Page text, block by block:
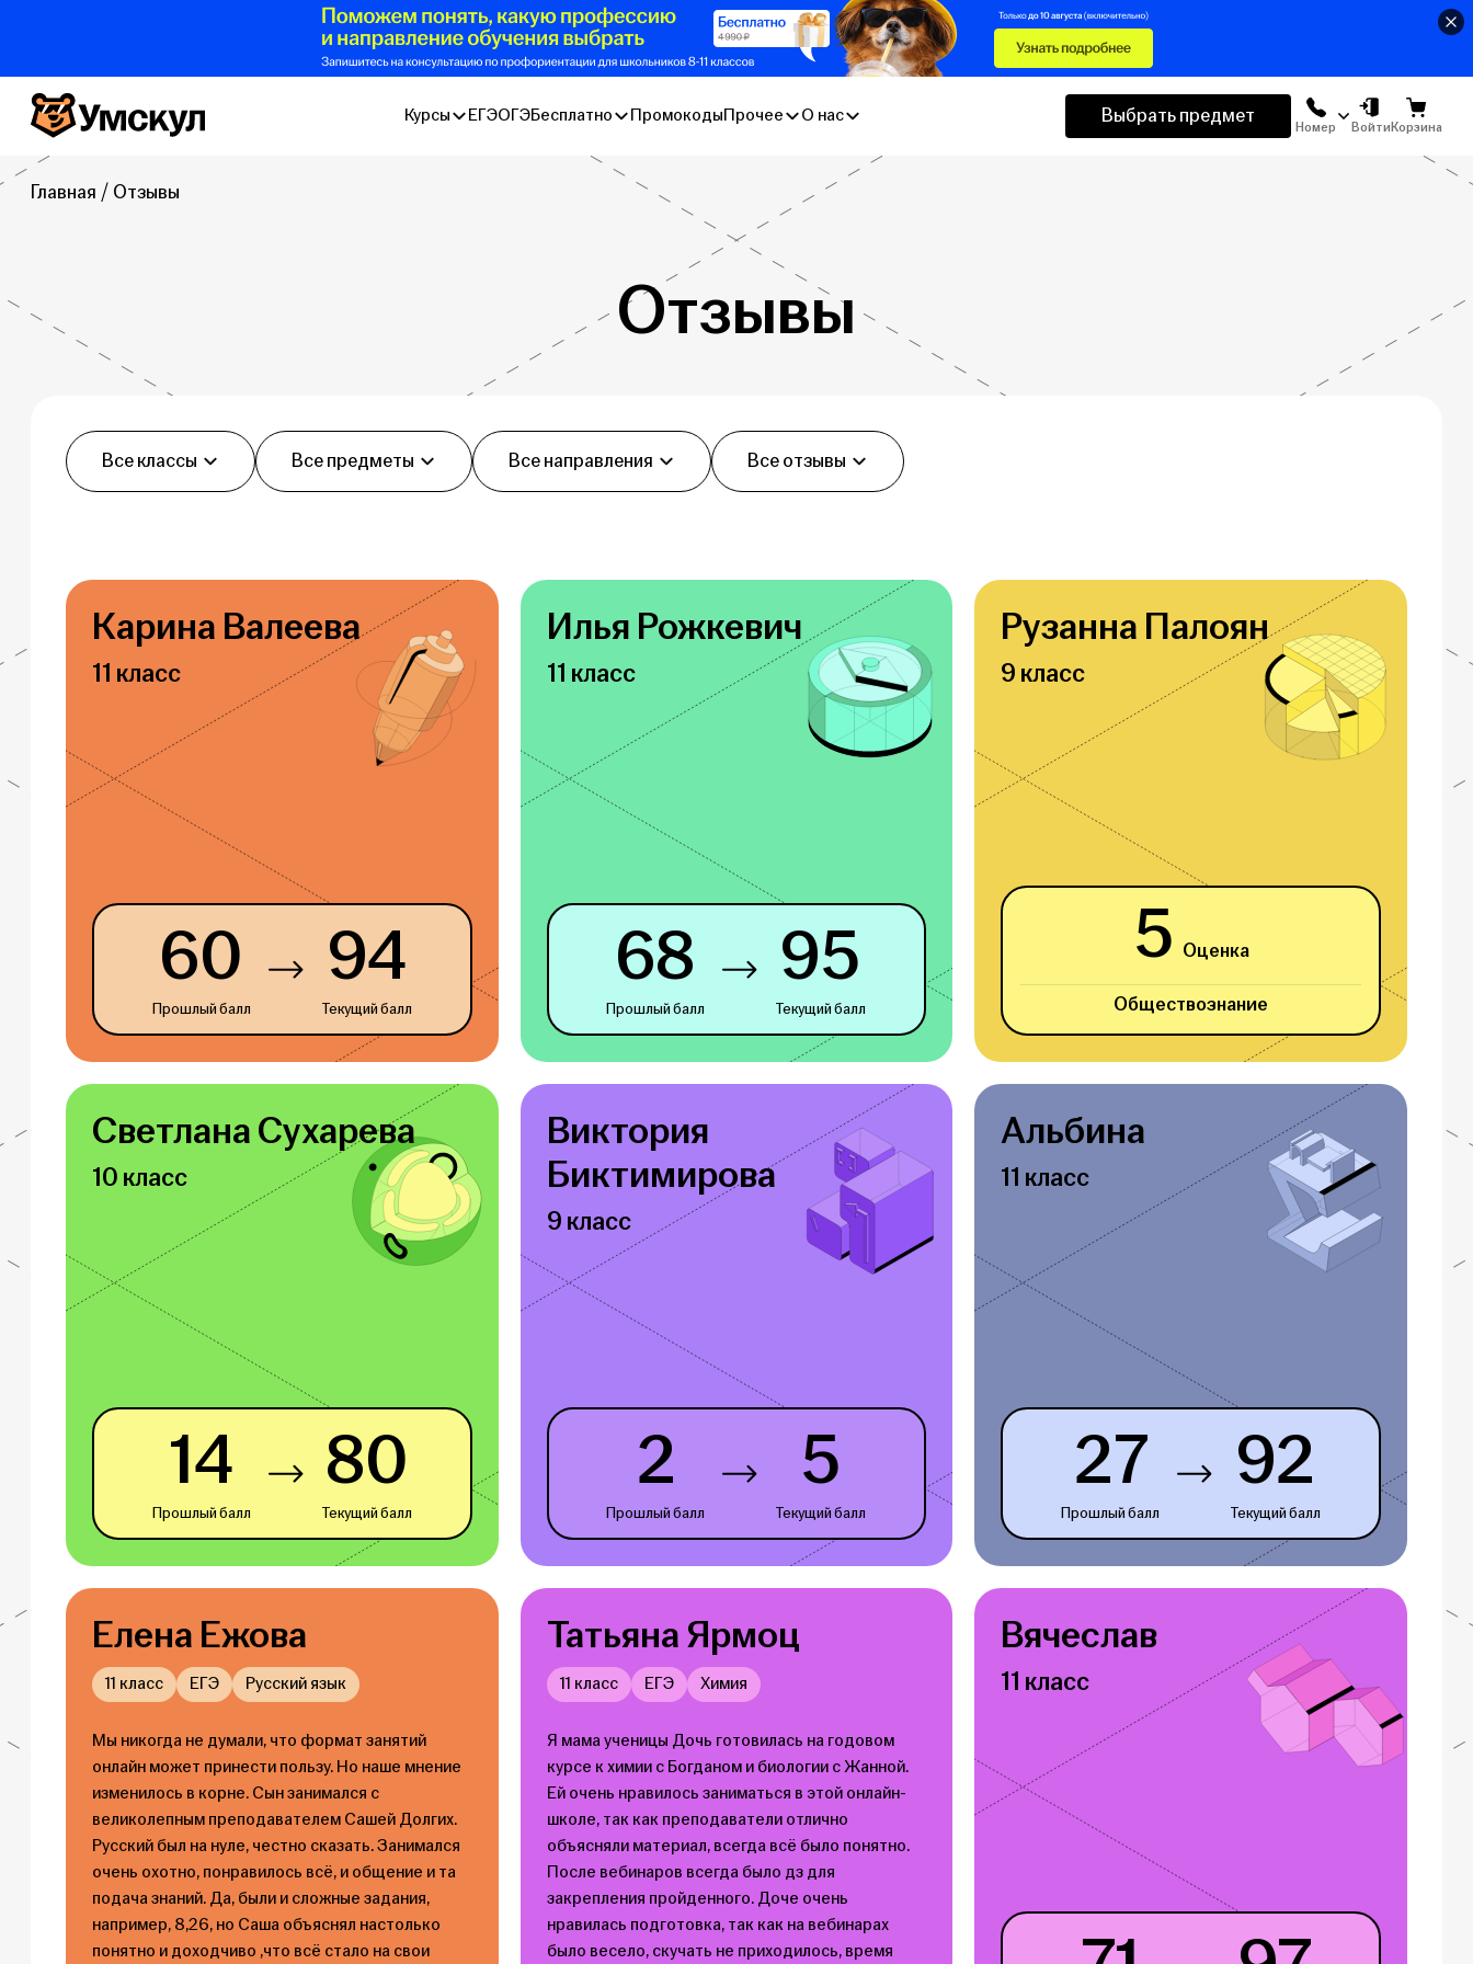
Умскул
Курсы ЕГЭОГЭБесплатно ПромокодыПрочее О нас Выбрать предмет
Номер ВойтиКорзина
Главная Отзывы
Отзывы
Фильтры
Все классы Все предметы Все направления Все отзывы
Карина Валеева
11 класс
60
Прошлый балл
94
Текущий балл
Илья Рожкевич
11 класс
68
Прошлый балл
95
Текущий балл
Рузанна Палоян
9 класс
5 Оценка
Обществознание
Светлана Сухарева
10 класс
14
Прошлый балл
80
Текущий балл
Виктория
Биктимирова
9 класс
2
Прошлый балл
5
Текущий балл
Альбина
11 класс
27
Прошлый балл
92
Текущий балл
Елена Ежова
11 класс ЕГЭ Русский язык
Мы никогда не думали, что формат занятий
онлайн может принести пользу. Но наше мнение
изменилось в корне. Сын занимался с
великолепным преподавателем Сашей Долгих.
Русский был на нуле, честно сказать. Занимался
очень охотно, понравилось всё, и общение и та
подача знаний. Да, были и сложные задания,
например, 8,26, но Саша объяснял настолько
понятно и доходчиво ,что всё стало на свои
Татьяна Ярмоц
11 класс ЕГЭ Химия
Я мама ученицы Дочь готовилась на годовом
курсе к химии с Богданом и биологии с Жанной.
Ей очень нравилось заниматься в этой онлайн-
школе, так как преподаватели отлично
объясняли материал, всегда всё было понятно.
После вебинаров всегда было дз для
закрепления пройденного. Доче очень
нравилась подготовка, так как на вебинарах
было весело, скучать не приходилось, время
Вячеслав
11 класс